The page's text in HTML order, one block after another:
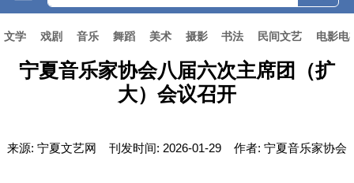
文学 戏剧 音乐 舞蹈 美术 摄影 书法 民间文艺 电影电
宁夏音乐家协会八届六次主席团（扩
大）会议召开
来源: 宁夏文艺网 刊发时间: 2026-01-29 作者: 宁夏音乐家协会